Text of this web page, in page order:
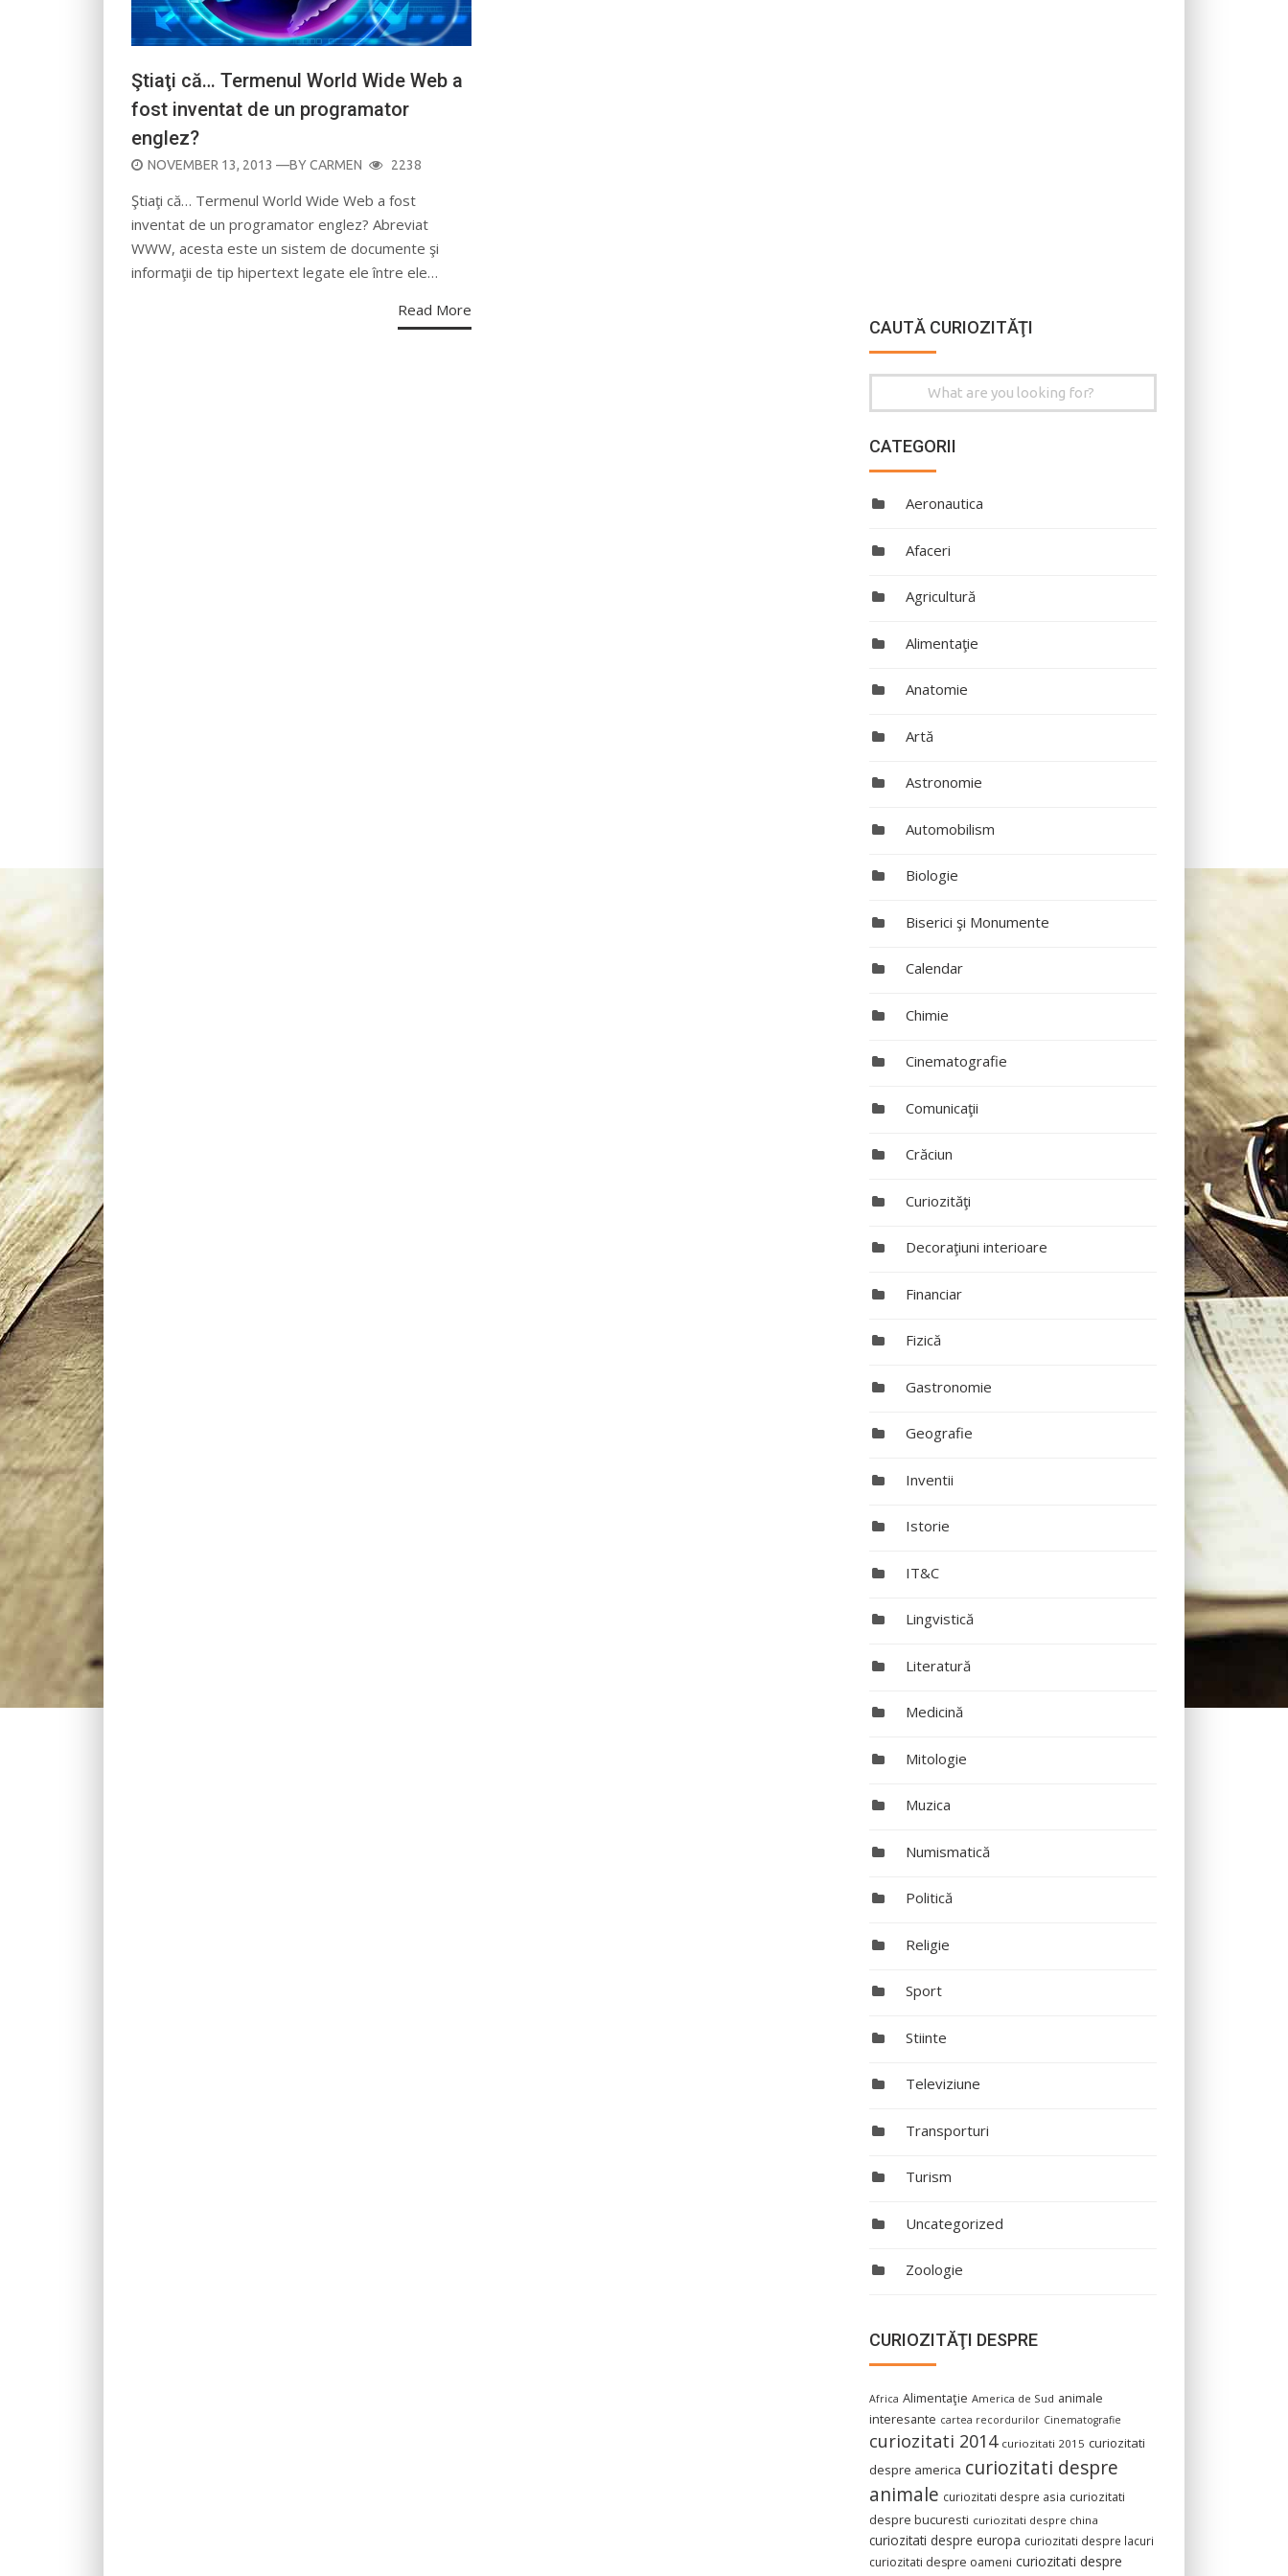
Ştiaţi că… Termenul World Wide Web a
fost inventat de un programator
englez?
POSTED
NOVEMBER 13, 2013 —BYCARMEN 2238
Ştiaţi că… Termenul World Wide Web a fost
inventat de un programator englez? Abreviat
WWW, acesta este un sistem de documente şi
informaţii de tip hipertext legate ele între ele…
Read More
CAUTĂ CURIOZITĂŢI
Search
CATEGORII
Aeronautica
Afaceri
Agricultură
Alimentaţie
Anatomie
Artă
Astronomie
Automobilism
Biologie
Biserici şi Monumente
Calendar
Chimie
Cinematografie
Comunicaţii
Crăciun
Curiozităţi
Decoraţiuni interioare
Financiar
Fizică
Gastronomie
Geografie
Inventii
Istorie
IT&C
Lingvistică
Literatură
Medicină
Mitologie
Muzica
Numismatică
Politică
Religie
Sport
Stiinte
Televiziune
Transporturi
Turism
Uncategorized
Zoologie
CURIOZITĂŢI DESPRE
Africa Alimentaţie America de Sud animale
interesante cartea recordurilor Cinematografie
curiozitati 2014 curiozitati 2015 curiozitati
despre america curiozitati despre
animale curiozitati despre asia curiozitati
despre bucuresti curiozitati despre china
curiozitati despre europa curiozitati despre lacuri
curiozitati despre oameni curiozitati despre